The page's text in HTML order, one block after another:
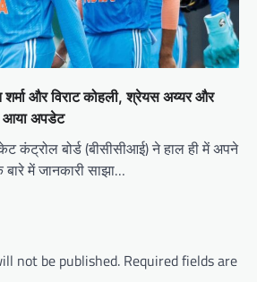
शर्मा और विराट कोहली, श्रेयस अय्यर और
आया अपडेट
कंट्रोल बोर्ड (बीसीसीआई) ने हाल ही में अपने
में जानकारी साझा…
not be published. Required fields are